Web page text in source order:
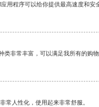
用程序可以给你提供最高速度和安
类非常丰富，可以满足我所有的购物
常人性化，使用起来非常舒服。